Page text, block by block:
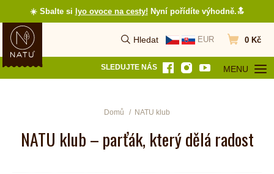
☀️ Sbalte si lyo ovoce na cesty! Nyní pořídíte výhodně.🔝
Hledat
Vyhledat
EUR
Přejít do
0 Kč
SLEDUJTE NÁS MENU
OTEVŘÍT
Domů NATU klub
NATU klub – parťák, který dělá radost